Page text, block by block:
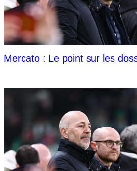
Mercato : Le point sur les